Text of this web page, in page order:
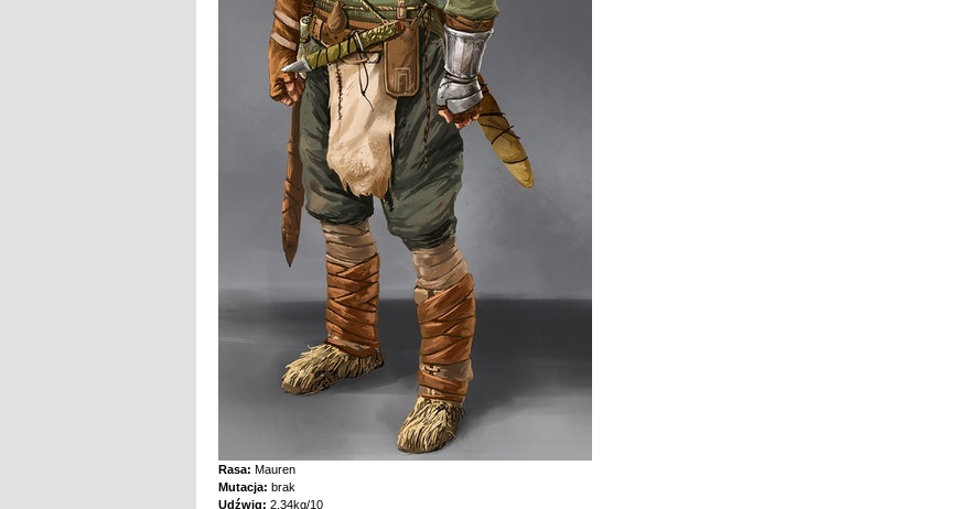
Rasa: Mauren
Mutacja: brak
Udźwig: 2.34kg/10